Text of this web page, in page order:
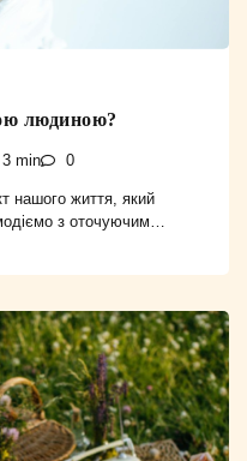
людиною?
3 min 0
нашого життя, який
з оточуючим…